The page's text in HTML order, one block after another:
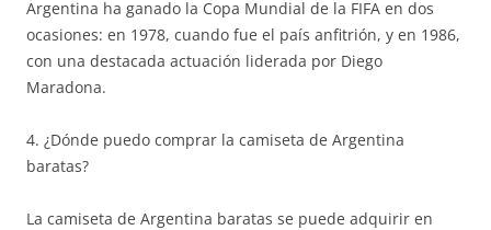
Argentina ha ganado la Copa Mundial de la FIFA en dos
ocasiones: en 1978, cuando fue el país anfitrión, y en 1986,
con una destacada actuación liderada por Diego
Maradona.
4. ¿Dónde puedo comprar la camiseta de Argentina
baratas?
La camiseta de Argentina baratas se puede adquirir en